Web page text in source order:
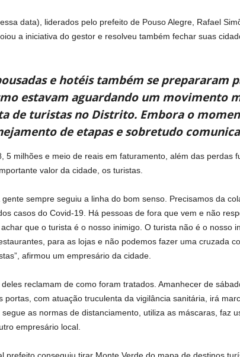
data), liderados pelo prefeito de Pouso Alegre, Rafael
a iniciativa do gestor e resolveu também fechar suas
e hotéis também se prepararam
estavam aguardando um movimento
de turistas no Distrito. Embora o
de etapas e sobretudo
milhões e meio de reais em faturamento, além das perdas
valor da cidade, os turistas.
sempre seguiu a linha do bom senso. Precisamos da
casos do Covid-19. Há pessoas de fora que vem e não
que o turista é o nosso inimigo. O turista não é o nosso
para as lojas e não podemos fazer uma cruzada
afirmou um empresário da cidade.
reclamam de como foram tratados. Amanhecer de
com atuação truculenta da vigilância sanitária, irá
as normas de distanciamento, utiliza as máscaras, faz
empresário local.
prefeito conseguiu tirar Monte Verde do mapa de destinos